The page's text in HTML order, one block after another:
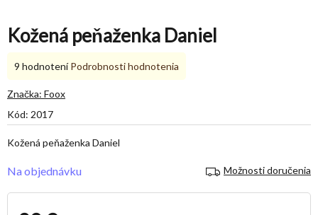
Kožená peňaženka Daniel
Kód: 2017
Na objednávku Možnosti doručenia
Kožená peňaženka Daniel
Priemerné
produktu
5,0
5
9 hodnotení Podrobnosti hodnotenia
Značka: Foox